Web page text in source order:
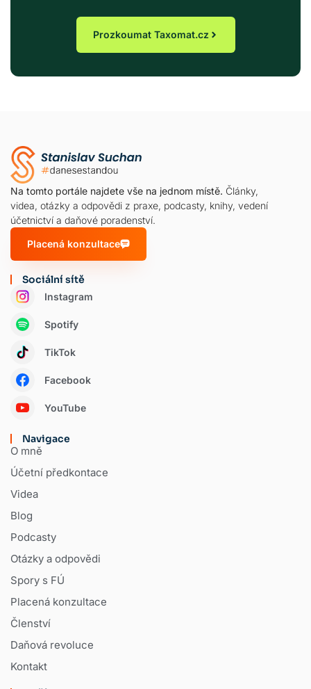
Prozkoumat Taxomat.cz
Na tomto portále najdete vše na jednom místě. Články,
videa, otázky a odpovědi z praxe, podcasty, knihy, vedení
účetnictví a daňové poradenství.
Placená konzultace
Sociální sítě
Instagram
Spotify
TikTok
Facebook
YouTube
Navigace
O mně
Účetní předkontace
Videa
Blog
Podcasty
Otázky a odpovědi
Spory s FÚ
Placená konzultace
Členství
Daňová revoluce
Kontakt